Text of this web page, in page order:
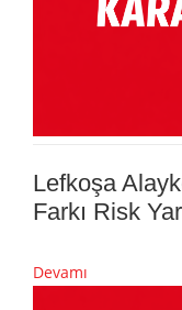
Lefkoşa
Farkı Risk
Devamı